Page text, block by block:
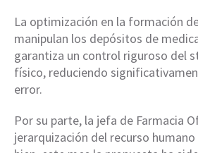
La optimización en la formación
manipulan los depósitos de
garantiza un control riguroso del
físico, reduciendo
error.
Por su parte, la jefa de Farmacia
jerarquización del recurso